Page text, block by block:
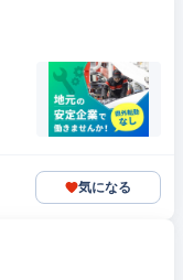
気になる